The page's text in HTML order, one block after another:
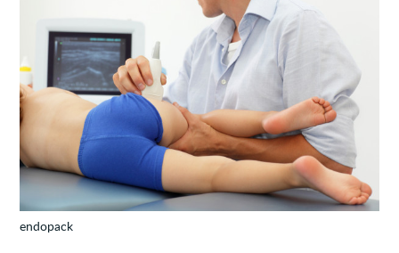
endopack